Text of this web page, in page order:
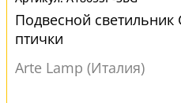
Подвесной светильник
птички
Arte Lamp (Италия)